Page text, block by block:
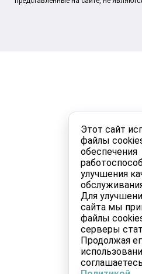
Этот сайт
файлы
обеспечения
улучшения
Для
сайта мы
файлы
серверы
Продолжая